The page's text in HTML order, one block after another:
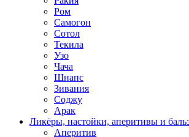
Ром
Самогон
Сотол
Текила
Узо
Чача
Шнапс
Зивания
Соджу
Арак
Ликёры, настойки, аперитивы и
Аперитив